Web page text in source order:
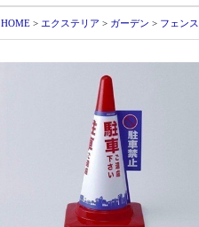
HOME > エクステリア > ガーデン > フェンス